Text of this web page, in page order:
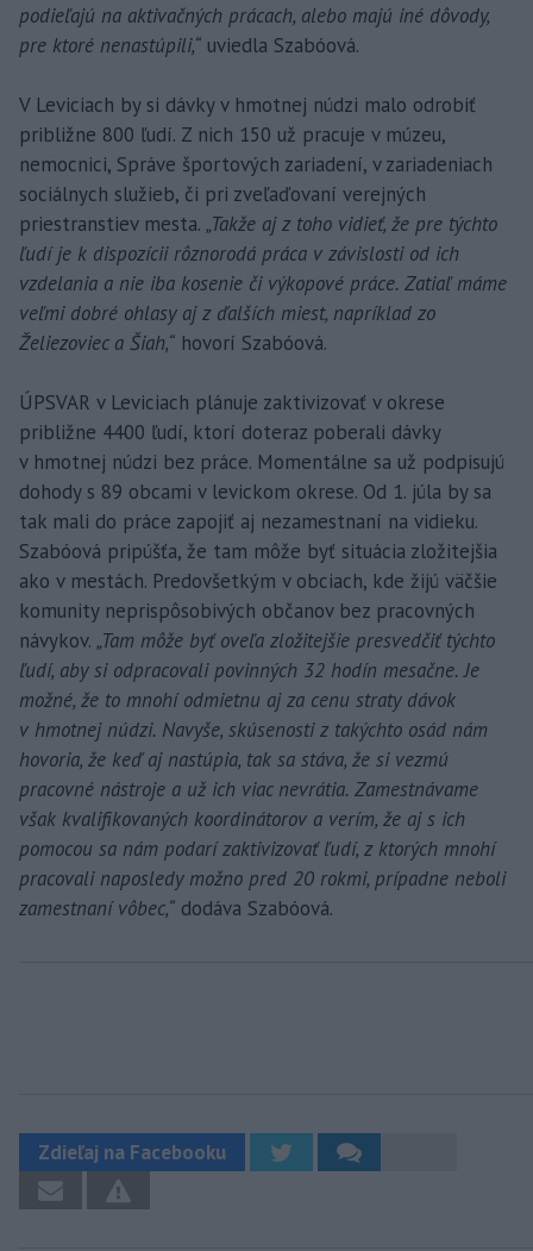
podieľajú na aktivačných prácach, alebo majú iné dôvody,
pre ktoré nenastúpili,“ uviedla Szabóová.
V Leviciach by si dávky v hmotnej núdzi malo odrobiť
približne 800 ľudí. Z nich 150 už pracuje v múzeu,
nemocnici, Správe športových zariadení, v zariadeniach
sociálnych služieb, či pri zveľaďovaní verejných
priestranstiev mesta. „Takže aj z toho vidieť, že pre týchto
ľudí je k dispozícii rôznorodá práca v závislosti od ich
vzdelania a nie iba kosenie či výkopové práce. Zatiaľ máme
veľmi dobré ohlasy aj z ďalších miest, napríklad zo
Želiezoviec a Šiah,“ hovorí Szabóová.
ÚPSVAR v Leviciach plánuje zaktivizovať v okrese
približne 4400 ľudí, ktorí doteraz poberali dávky
v hmotnej núdzi bez práce. Momentálne sa už podpisujú
dohody s 89 obcami v levickom okrese. Od 1. júla by sa
tak mali do práce zapojiť aj nezamestnaní na vidieku.
Szabóová pripúšťa, že tam môže byť situácia zložitejšia
ako v mestách. Predovšetkým v obciach, kde žijú väčšie
komunity neprispôsobivých občanov bez pracovných
návykov. „Tam môže byť oveľa zložitejšie presvedčiť týchto
ľudí, aby si odpracovali povinných 32 hodín mesačne. Je
možné, že to mnohí odmietnu aj za cenu straty dávok
v hmotnej núdzi. Navyše, skúsenosti z takýchto osád nám
hovoria, že keď aj nastúpia, tak sa stáva, že si vezmú
pracovné nástroje a už ich viac nevrátia. Zamestnávame
však kvalifikovaných koordinátorov a verím, že aj s ich
pomocou sa nám podarí zaktivizovať ľudí, z ktorých mnohí
pracovali naposledy možno pred 20 rokmi, prípadne neboli
zamestnaní vôbec,“ dodáva Szabóová.
Zdieľaj na Facebooku